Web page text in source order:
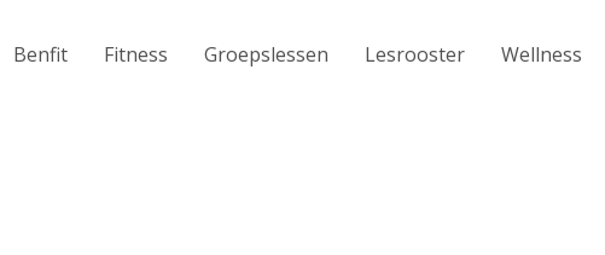
Benfit Fitness Groepslessen Lesrooster Wellness